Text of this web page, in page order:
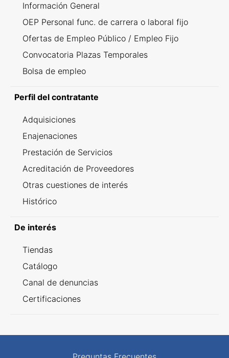
Información General
OEP Personal func. de carrera o laboral fijo
Ofertas de Empleo Público / Empleo Fijo
Convocatoria Plazas Temporales
Bolsa de empleo
Perfil del contratante
Adquisiciones
Enajenaciones
Prestación de Servicios
Acreditación de Proveedores
Otras cuestiones de interés
Histórico
De interés
Tiendas
Catálogo
Canal de denuncias
Certificaciones